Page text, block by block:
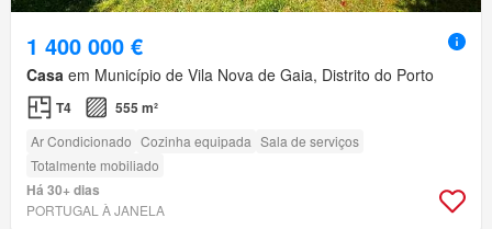
1 400 000 €
Casa em Município de Vila Nova de Gaia, Distrito do Porto
T4 555 m²
Ar Condicionado Cozinha equipada Sala de serviços
Totalmente mobiliado
Há 30+ dias
PORTUGAL À JANELA